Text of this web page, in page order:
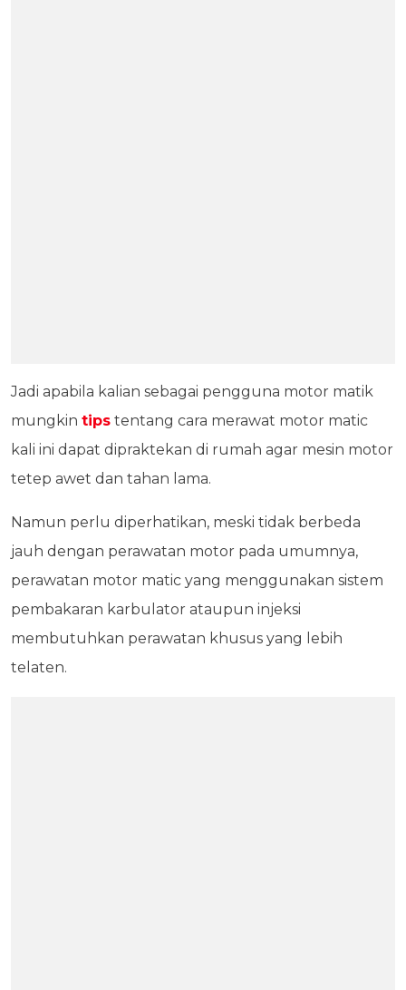
Jadi apabila kalian sebagai pengguna motor matik
mungkin tips tentang cara merawat motor matic
kali ini dapat dipraktekan di rumah agar mesin motor
tetep awet dan tahan lama.
Namun perlu diperhatikan, meski tidak berbeda
jauh dengan perawatan motor pada umumnya,
perawatan motor matic yang menggunakan sistem
pembakaran karbulator ataupun injeksi
membutuhkan perawatan khusus yang lebih
telaten.